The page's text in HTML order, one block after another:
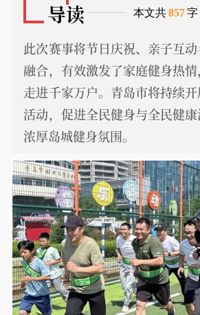
导读 本文共857字
此次赛事将节日庆祝、亲子互
融合，有效激发了家庭健身热
走进千家万户。青岛市将持续
活动，促进全民健身与全民健
浓厚岛城健身氛围。